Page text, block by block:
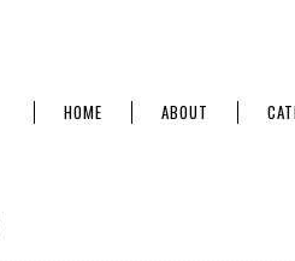
HOME ABOUT